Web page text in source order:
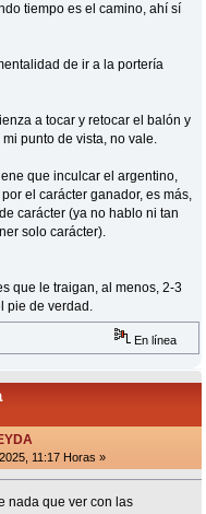
tiempo es el camino, ahí sí
de ir a la portería
a tocar y retocar el balón y
punto de vista, no vale.
que inculcar el argentino,
el carácter ganador, es más,
carácter (ya no hablo ni tan
solo carácter).
que le traigan, al menos, 2-3
pie de verdad.
En línea
11:17 Horas »
nada que ver con las